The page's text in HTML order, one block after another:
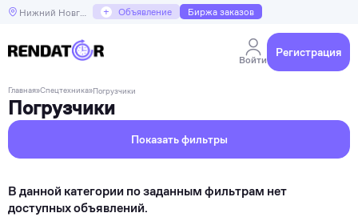
Нижний Новгород + Объявление Биржа заказов
Войти
Регистрация
Главная»Спецтехника»Погрузчики
Погрузчики
Показать фильтры
В данной категории по заданным фильтрам нет
доступных объявлений.